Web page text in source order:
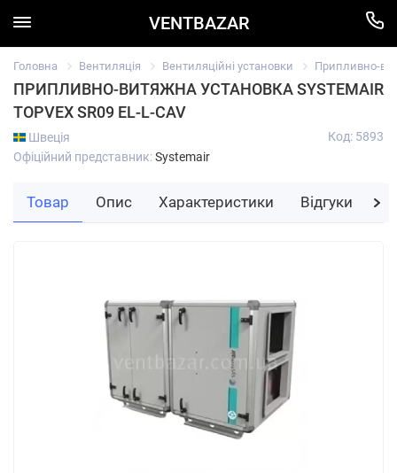
VENTBAZAR
Головна Вентиляція Вентиляційні установки Припливно-
ПРИПЛИВНО-ВИТЯЖНА УСТАНОВКА SYSTEMAIR
TOPVEX SR09 EL-L-CAV
Швеція
Офіційний представник:Systemair
Код: 5893
Товар Опис Характеристики Відгуки